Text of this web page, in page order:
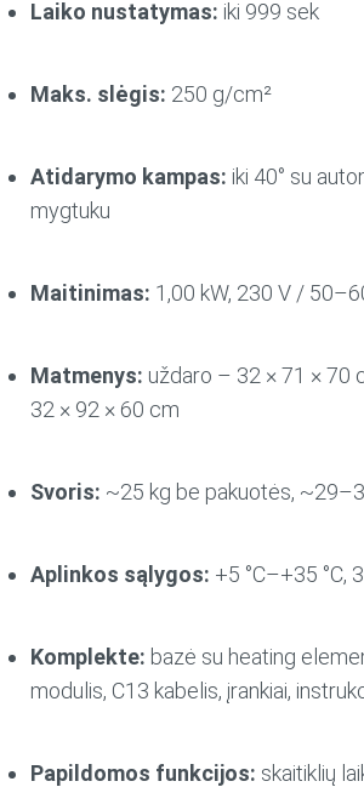
Laiko nustatymas: iki 999 sek
Maks. slėgis: 250 g/cm²
Atidarymo kampas: iki 40° su
mygtuku
Maitinimas: 1,00 kW, 230 V /
Matmenys: uždaro – 32 × 71 × 70
32 × 92 × 60 cm
Svoris: ~25 kg be pakuotės,
Aplinkos sąlygos: +5 °C–+35 °C,
Komplekte: bazė su heating
modulis, C13 kabelis, įrankiai,
Papildomos funkcijos: skaitiklių